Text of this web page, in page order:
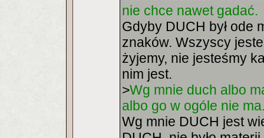
nie chce nawet gadać.
Gdyby DUCH był ode
znaków. Wszyscy
żyjemy, nie jesteśmy
nim jest.
>Wg mnie duch albo
albo go w ogóle nie
Wg mnie DUCH jest